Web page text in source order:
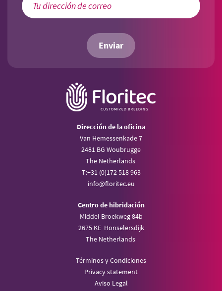
Enviar
Dirección de la oficina
Van Hemessenkade 7
2481 BG Woubrugge
The Netherlands
T:+31 (0)172 518 963
info@floritec.eu
Centro de hibridación
Middel Broekweg 84b
2675 KE Honselersdijk
The Netherlands
Términos y Condiciones
Privacy statement
Aviso Legal